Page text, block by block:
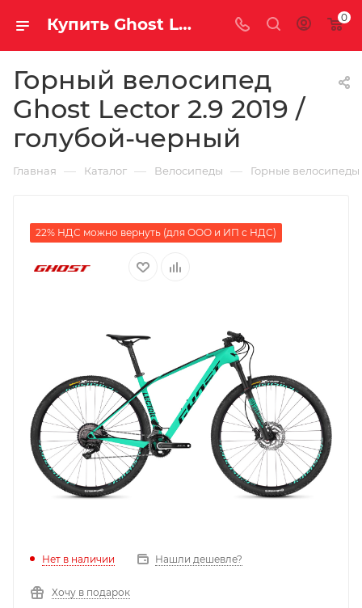
Купить Ghost Lector 2.9 2019 / голубой-черный за рублей, а со скидкой 0
Горный велосипед
Ghost Lector 2.9 2019 /
голубой-черный
Главная — Каталог — Велосипеды — Горные велосипеды
22% НДС можно вернуть (для ООО и ИП с НДС)
Нет в наличии Нашли дешевле?
Хочу в подарок